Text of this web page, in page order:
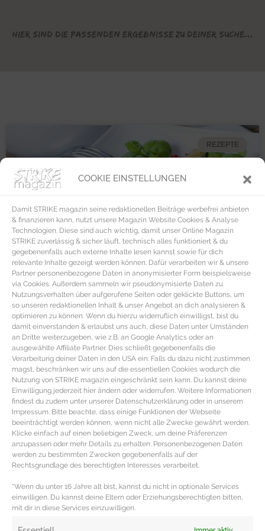
COOKIE EINSTELLUNGEN
Damit STRIKE magazin seine redaktionellen Beiträge werbefrei anbieten
& finanzieren kann, nutzt unsere Magazin Website Cookies & Analyse
Technologien. Diese sind auch wichtig, damit unser Online Magazin
STRIKE zuverlässig & sicher läuft, technisch alles funktioniert & du
gegebenenfalls auch externe Inhalte lesen kannst sowie für dich
relevante Inhalte gezeigt werden können. Dafür verarbeiten wir & unsere
Partner personenbezogene Daten in anonymisierter Form beispielsweise
via Cookies. Außerdem sammeln wir pseudonymisierte Daten zu
Nutzungsverhalten über aufgerufene Seiten oder geklickte Buttons, um
so unseren redaktionellen Inhalt & unser Angebot an dich analysieren &
optimieren zu können. Wenn du hierzu widerruflich einwilligst, bist du
damit einverstanden & erlaubst uns auch, diese Daten unter Umständen
an Dritte weiterzugeben, wie z.B. an Google Analytics oder an
ausgewählte Affiliate Partner. Dies schließt gegebenenfalls die
Verarbeitung deiner Daten in den USA ein. Falls du dazu nicht zustimmen
magst, beschränken wir uns auf die essentiellen Cookies wodurch die
Nutzung von STRIKE magazin eingeschränkt sein kann. Du kannst deine
Einwilligung jederzeit hier ändern oder widerrufen. Weitere Informationen
findest du zudem unter unserer Datenschutzerklärung oder in unserem
Impressum. Bitte beachte, dass einige Funktionen der Webseite
beeinträchtigt werden können, wenn nicht alle Zwecke gewährt werden.
Klicke einfach auf einen beliebigen Zweck, um deine Präferenzen
anzupassen oder mehr Details zu erhalten. Personenbezogenen Daten
werden zu bestimmten Zwecken gegebenenfalls auf der
Rechtsgrundlage des berechtigten Interesses verarbeitet.
*Wenn du unter 16 Jahre alt bist, kannst du nicht in optionale Services
einwilligen. Du kannst deine Eltern oder Erziehungsberechtigten bitten,
mit dir in diese Services einzuwilligen.
Hier sind die passenden Ergebnisse zu deiner Suche...
REZEPTE
REZEPT – Couscous Pfanne
vegetarisch
VEGGIE COUSCOUS 300gr Couscous 500ml
Gemüsebrühe 1 EL Kurkuma 1 Aubergine 1 rote Paprika